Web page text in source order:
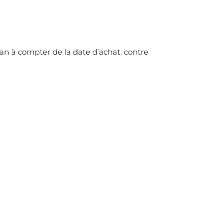
à compter de la date d’achat, contre